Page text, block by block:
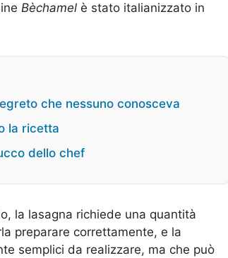
Bèchamel è stato italianizzato in
che nessuno conosceva
la ricetta
dello chef
la lasagna richiede una quantità
preparare correttamente, e la
semplici da realizzare, ma che può